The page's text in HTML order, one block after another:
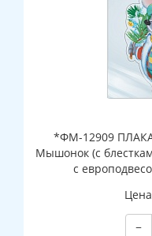
*ФМ-12909
Мышонок (с
с
−